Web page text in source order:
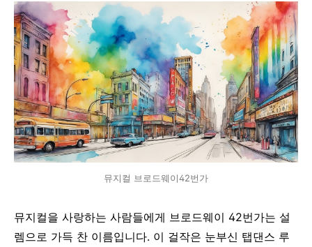
뮤지컬 브로드웨이42번가
뮤지컬을 사랑하는 사람들에게 브로드웨이 42번가는 설
렘으로 가득 찬 이름입니다. 이 걸작은 눈부신 탭댄스 루